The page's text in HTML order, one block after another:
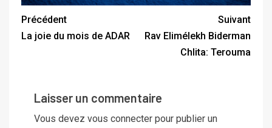
Précédent
La joie du mois de ADAR
Suivant
Rav Elimélekh Biderman
Chlita: Terouma
Laisser un commentaire
Vous devez vous connecter pour publier un